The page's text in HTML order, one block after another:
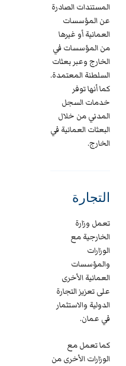
المستندات الصادرة
عن المؤسسات
العمانية أو غيرها
من المؤسسات في
الخارج وعبر بعثات
السلطنة المعتمدة.
كما أنها توفر
خدمات السجل
المدني من خلال
البعثات العمانية في
الخارج.
التجارة
تعمل وزارة
الخارجية مع
الوزارات
والمؤسسات
العمانية الأخرى
على تعزيز التجارة
الدولية والاستثمار
في عمان.
كما تعمل مع
الوزارات الأخرى من